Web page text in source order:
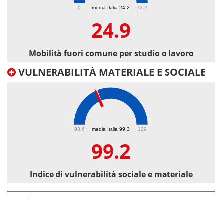
media Italia 24.2
0 73.2
24.9
Mobilità fuori comune per studio o lavoro
VULNERABILITÀ MATERIALE E SOCIALE
media Italia 99.3
93.6 109
99.2
Indice di vulnerabilità sociale e materiale